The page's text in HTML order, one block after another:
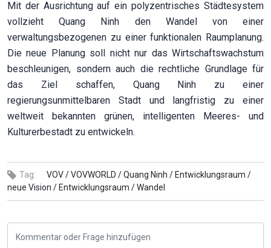
Mit der Ausrichtung auf ein polyzentrisches Städtesystem
vollzieht Quang Ninh den Wandel von einer
verwaltungsbezogenen zu einer funktionalen Raumplanung.
Die neue Planung soll nicht nur das Wirtschaftswachstum
beschleunigen, sondern auch die rechtliche Grundlage für
das Ziel schaffen, Quang Ninh zu einer
regierungsunmittelbaren Stadt und langfristig zu einer
weltweit bekannten grünen, intelligenten Meeres- und
Kulturerbestadt zu entwickeln.
Tag: VOV /VOVWORLD /Quang Ninh / Entwicklungsraum /
neue Vision / Entwicklungsraum /Wandel